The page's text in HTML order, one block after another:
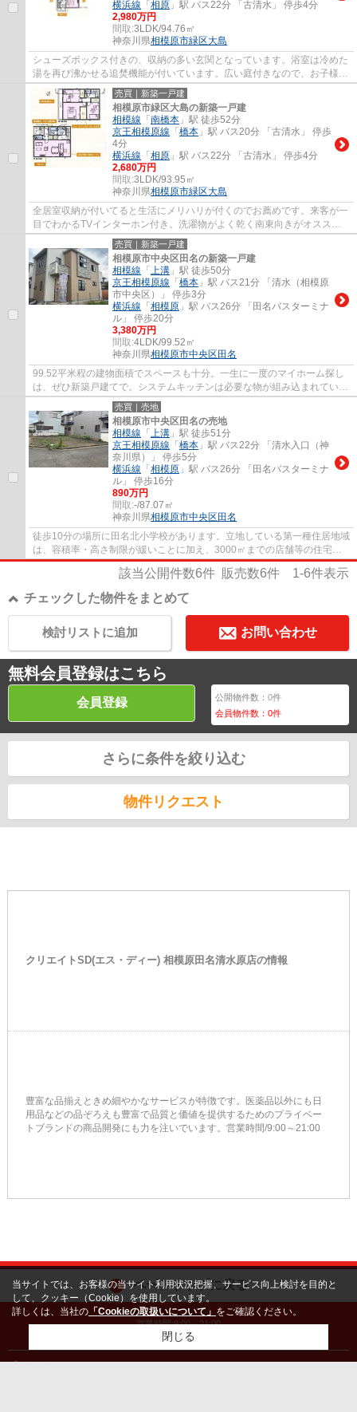
横浜線 「 相原 」駅 バス22分 「古清水」 停歩4分
2,980万円
間取:3LDK/94.76㎡
神奈川県相模原市緑区大島
シューズボックス付きの、収納の多い玄関となっています。浴室は冷めた
湯を再び沸かせる追焚機能が付いています。広い庭付きなので、お子様に
ストレスを感じさせることもありません。...
売買｜新築一戸建
相模原市緑区大島の新築一戸建
相模線 「 南橋本 」駅 徒歩52分
京王相模原線 「 橋本 」駅 バス20分 「古清水」 停歩
4分
横浜線 「 相原 」駅 バス22分 「古清水」 停歩4分
2,680万円
間取:3LDK/93.95㎡
神奈川県相模原市緑区大島
全居室収納が付いてると生活にメリハリが付くのでお薦めです。来客が一
目でわかるTVインターホン付き。洗濯物がよく乾く南東向きがオススメ
ポイントです。建物面積93.95平方メートルで...
売買｜新築一戸建
相模原市中央区田名の新築一戸建
相模線 「 上溝 」駅 徒歩50分
京王相模原線 「 橋本 」駅 バス21分 「清水（相模原
市中央区）」 停歩3分
横浜線 「 相模原 」駅 バス26分 「田名バスターミナ
ル」 停歩20分
3,380万円
間取:4LDK/99.52㎡
神奈川県相模原市中央区 田名
99.52平米程の建物面積でスペースも十分。一生に一度のマイホーム探し
は、ぜひ新築戸建てで。システムキッチンは必要な物が組み込まれている
ため、すぐ調理できます。来訪者を確認でき...
売買｜売地
相模原市中央区田名の売地
相模線 「 上溝 」駅 徒歩51分
京王相模原線 「 橋本 」駅 バス22分 「清水入口（神
奈川県）」 停歩5分
横浜線 「 相模原 」駅 バス26分 「田名バスターミナ
ル」 停歩16分
890万円
間取:-/87.07㎡
神奈川県相模原市中央区 田名
徒歩10分の場所に田名北小学校があります。立地している第一種住居地域
は、容積率・高さ制限が緩いことに加え、3000㎡までの店舗等の住宅以
外の建築物も建てることできる地域です。相...
該当公開件数6件 販売数6件 1-6件表示
チェックした物件をまとめて
お問い合わせ
検討リストに追加
無料会員登録はこちら
会員登録 公開物件数：0件
会員物件数：0件
さらに条件を絞り込む
物件リクエスト
クリエイトSD(エス・ディー) 相模原田名清水原店の情報
豊富な品揃えときめ細やかなサービスが特徴です。医薬品以外にも日
用品などの品ぞろえも豊富で品質と価値を提供するためのプライベー
トブランドの商品開発にも力を注いでいます。営業時間/9:00～21:00
ページトップに戻る
営業時間:9:00～21:00
定休日:年中無休（年末年始除く）
ホーム
当サイトでは、お客様の当サイト利用状況把握、サービス向上検討を目的と
して、クッキー（Cookie）を使用しています。
詳しくは、当社の 「Cookieの取扱いについて」 をご確認ください。
閉じる